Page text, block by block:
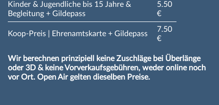
Kinder & Jugendliche bis 15 Jahre &
Begleitung + Gildepass
5.50
€
Koop-Preis | Ehrenamtskarte + Gildepass
7.50
€
Wir berechnen prinzipiell keine Zuschläge bei Überlänge
oder 3D & keine Vorverkaufsgebühren, weder online noch
vor Ort. Open Air gelten dieselben Preise.